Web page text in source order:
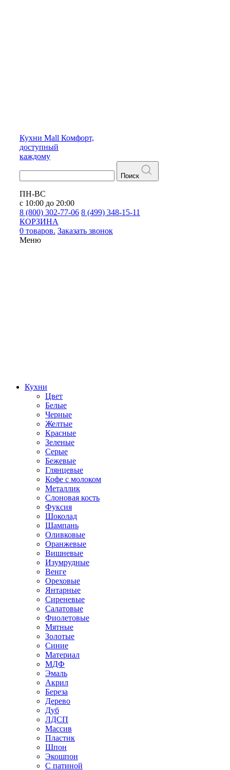
Кухни Mall Комфорт,
доступный
каждому
Поиск
ПН-ВС
с 10:00 до 20:00
8 (800) 302-77-06 8 (499) 348-15-11
КОРЗИНА
0 товаров. Заказать звонок
Меню
Кухни
Цвет
Белые
Черные
Желтые
Красные
Зеленые
Серые
Бежевые
Глянцевые
Кофе с молоком
Металлик
Слоновая кость
Фуксия
Шоколад
Шампань
Оливковые
Оранжевые
Вишневые
Изумрудные
Венге
Ореховые
Янтарные
Сиреневые
Салатовые
Фиолетовые
Мятные
Золотые
Синие
Материал
МДФ
Эмаль
Акрил
Береза
Дерево
Дуб
ЛДСП
Массив
Пластик
Шпон
Экошпон
С патиной